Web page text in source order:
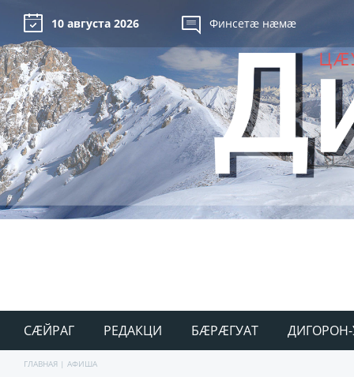
10 августа 2026 Финсетæ нæмæ
СÆЙРАГ РЕДАКЦИ БÆРÆГУАТ ДИГОРОН-
ГЛАВНАЯ | АФИША